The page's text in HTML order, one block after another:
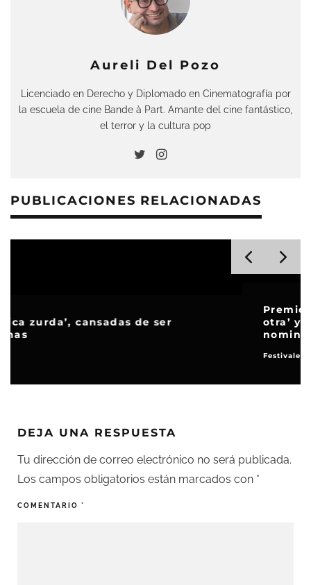
Aureli Del Pozo
Licenciado en Derecho y Diplomado en Cinematografía por
la escuela de cine Bande à Part. Amante del cine fantástico,
el terror y la cultura pop
PUBLICACIONES RELACIONADAS
otra’ y ‘Los pecadores’ lideran las
DEJA UNA RESPUESTA
Tu dirección de correo electrónico no será publicada.
Los campos obligatorios están marcados con *
COMENTARIO *